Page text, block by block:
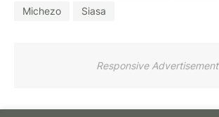
Michezo
Siasa
Responsive Advertisement